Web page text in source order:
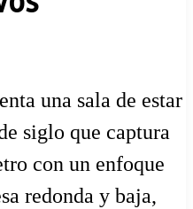
una sala de estar
siglo que captura
con un enfoque
redonda y baja,